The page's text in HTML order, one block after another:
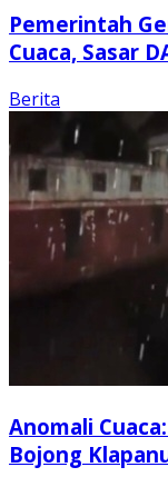
Pemerintah
Cuaca, Sasar
Berita
Anomali
Bojong